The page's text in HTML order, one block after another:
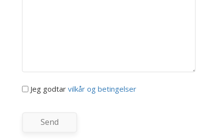
Jeg godtar vilkår og betingelser